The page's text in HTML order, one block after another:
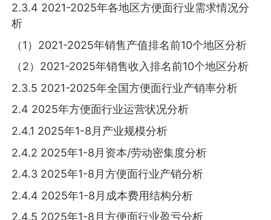
2.3.4 2021-2025年各地区方便面行业需求情况分
析
（1）2021-2025年销售产值排名前10个地区分析
（2）2021-2025年销售收入排名前10个地区分析
2.3.5 2021-2025年全国方便面行业产销率分析
2.4 2025年方便面行业运营状况分析
2.4.1 2025年1-8月产业规模分析
2.4.2 2025年1-8月资本/劳动密集度分析
2.4.3 2025年1-8月方便面行业产销分析
2.4.4 2025年1-8月成本费用结构分析
2.4.5 2025年1-8月方便面行业盈亏分析